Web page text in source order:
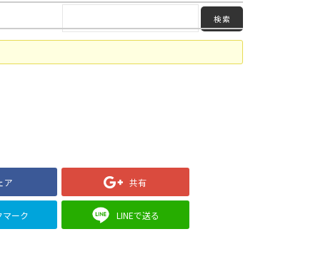
ア 共有
マーク LINEで送る